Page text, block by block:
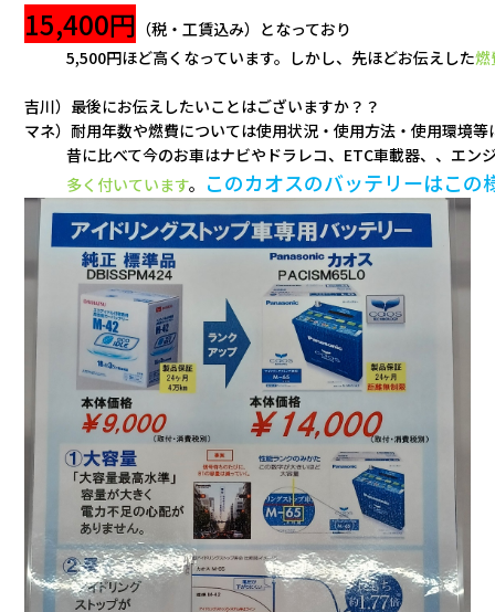
15,400円 （税・工賃込み）となっており
5,500円ほど高くなっています。しかし、先ほどお伝えした燃
吉川）最後にお伝えしたいことはございますか？？
マネ）耐用年数や燃費については使用状況・使用方法・使用環境
昔に比べて今のお車はナビやドラレコ、ETC車載器、、エン
多く付いています。 このカオスのバッテリーはこ